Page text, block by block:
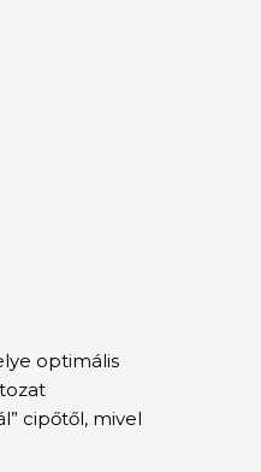
optimális
cipőtől, mivel